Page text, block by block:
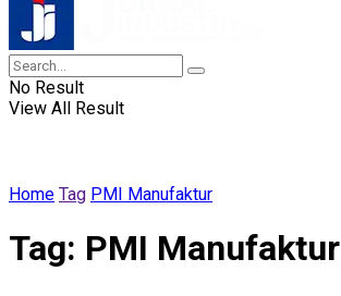
No Result
View All Result
Home Tag PMI Manufaktur
Tag: PMI Manufaktur